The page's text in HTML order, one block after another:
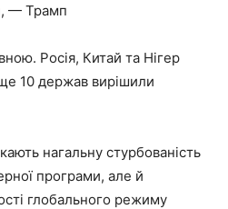
— Трамп
Росія, Китай та Нігер
10 держав вирішили
нагальну стурбованість
програми, але й
глобального режиму